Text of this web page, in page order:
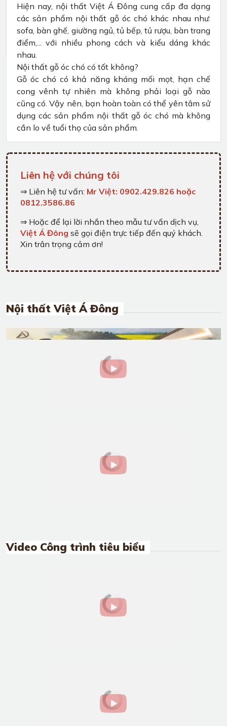
Hiện nay, nội thất Việt Á Đông cung cấp đa dạng
các sản phẩm nội thất gỗ óc chó khác nhau như:
sofa, bàn ghế, giường ngủ, tủ bếp, tủ rượu, bàn trang
điểm,... với nhiều phong cách và kiểu dáng khác
nhau.
Nội thất gỗ óc chó có tốt không?
Gỗ óc chó có khả năng kháng mối mọt, hạn chế
cong vênh tự nhiên mà không phải loại gỗ nào
cũng có. Vậy nên, bạn hoàn toàn có thể yên tâm sử
dụng các sản phẩm nội thất gỗ óc chó mà không
cần lo về tuổi thọ của sản phẩm.
Liên hệ với chúng tôi
⇒ Liên hệ tư vấn: Mr Việt: 0902.429.826 hoặc
0812.3586.86
⇒ Hoặc để lại lời nhắn theo mẫu tư vấn dịch vụ,
Việt Á Đông sẽ gọi điện trực tiếp đến quý khách.
Xin trân trọng cảm ơn!
Nội thất Việt Á Đông